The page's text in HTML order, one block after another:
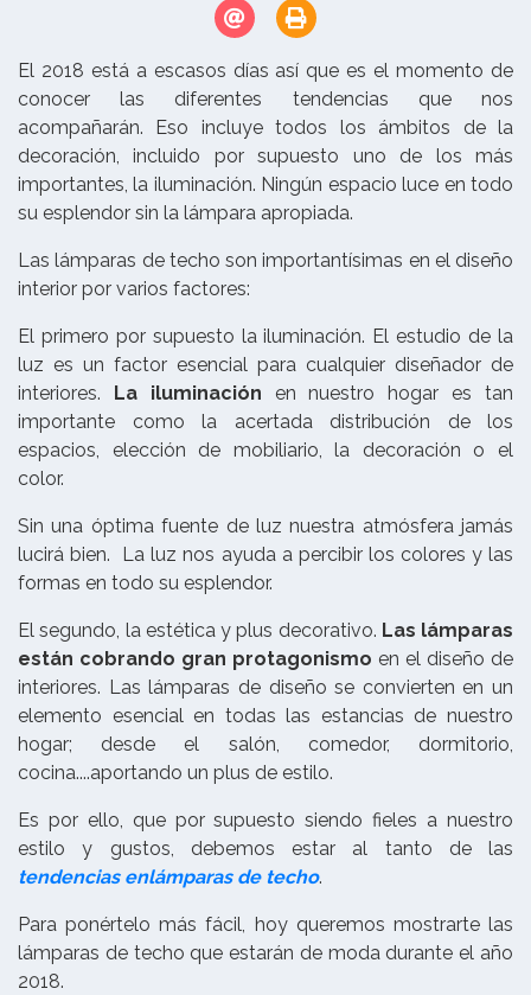
El 2018 está a escasos días así que es el momento de
conocer las diferentes tendencias que nos
acompañarán. Eso incluye todos los ámbitos de la
decoración, incluido por supuesto uno de los más
importantes, la iluminación. Ningún espacio luce en todo
su esplendor sin la lámpara apropiada.
Las lámparas de techo son importantísimas en el diseño
interior por varios factores:
El primero por supuesto la iluminación. El estudio de la
luz es un factor esencial para cualquier diseñador de
interiores.
La iluminación en nuestro hogar es tan
importante como la acertada distribución de los
espacios, elección de mobiliario, la decoración o el
color.
Sin una óptima fuente de luz nuestra atmósfera jamás
lucirá bien. La luz nos ayuda a percibir los colores y las
formas en todo su esplendor.
El segundo, la estética y plus decorativo. Las lámparas
están cobrando gran protagonismo en el diseño de
interiores. Las lámparas de diseño se convierten en un
elemento esencial en todas las estancias de nuestro
hogar; desde el salón, comedor, dormitorio,
cocina....aportando un plus de estilo.
Es por ello, que por supuesto siendo fieles a nuestro
estilo y gustos, debemos estar al tanto de las
tendencias enlámparas de techo.
Para ponértelo más fácil, hoy queremos mostrarte las
lámparas de techo que estarán de moda durante el año
2018.